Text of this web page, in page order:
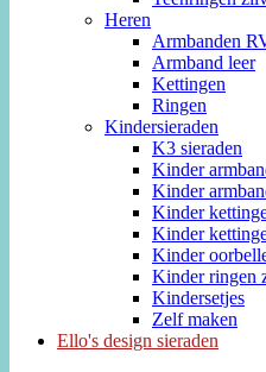
Heren
Armbanden
Armband leer
Kettingen
Ringen
Kindersieraden
K3 sieraden
Kinder
Kinder
Kinder
Kinder
Kinder
Kinder ringen
Kindersetjes
Zelf maken
Ello's design sieraden